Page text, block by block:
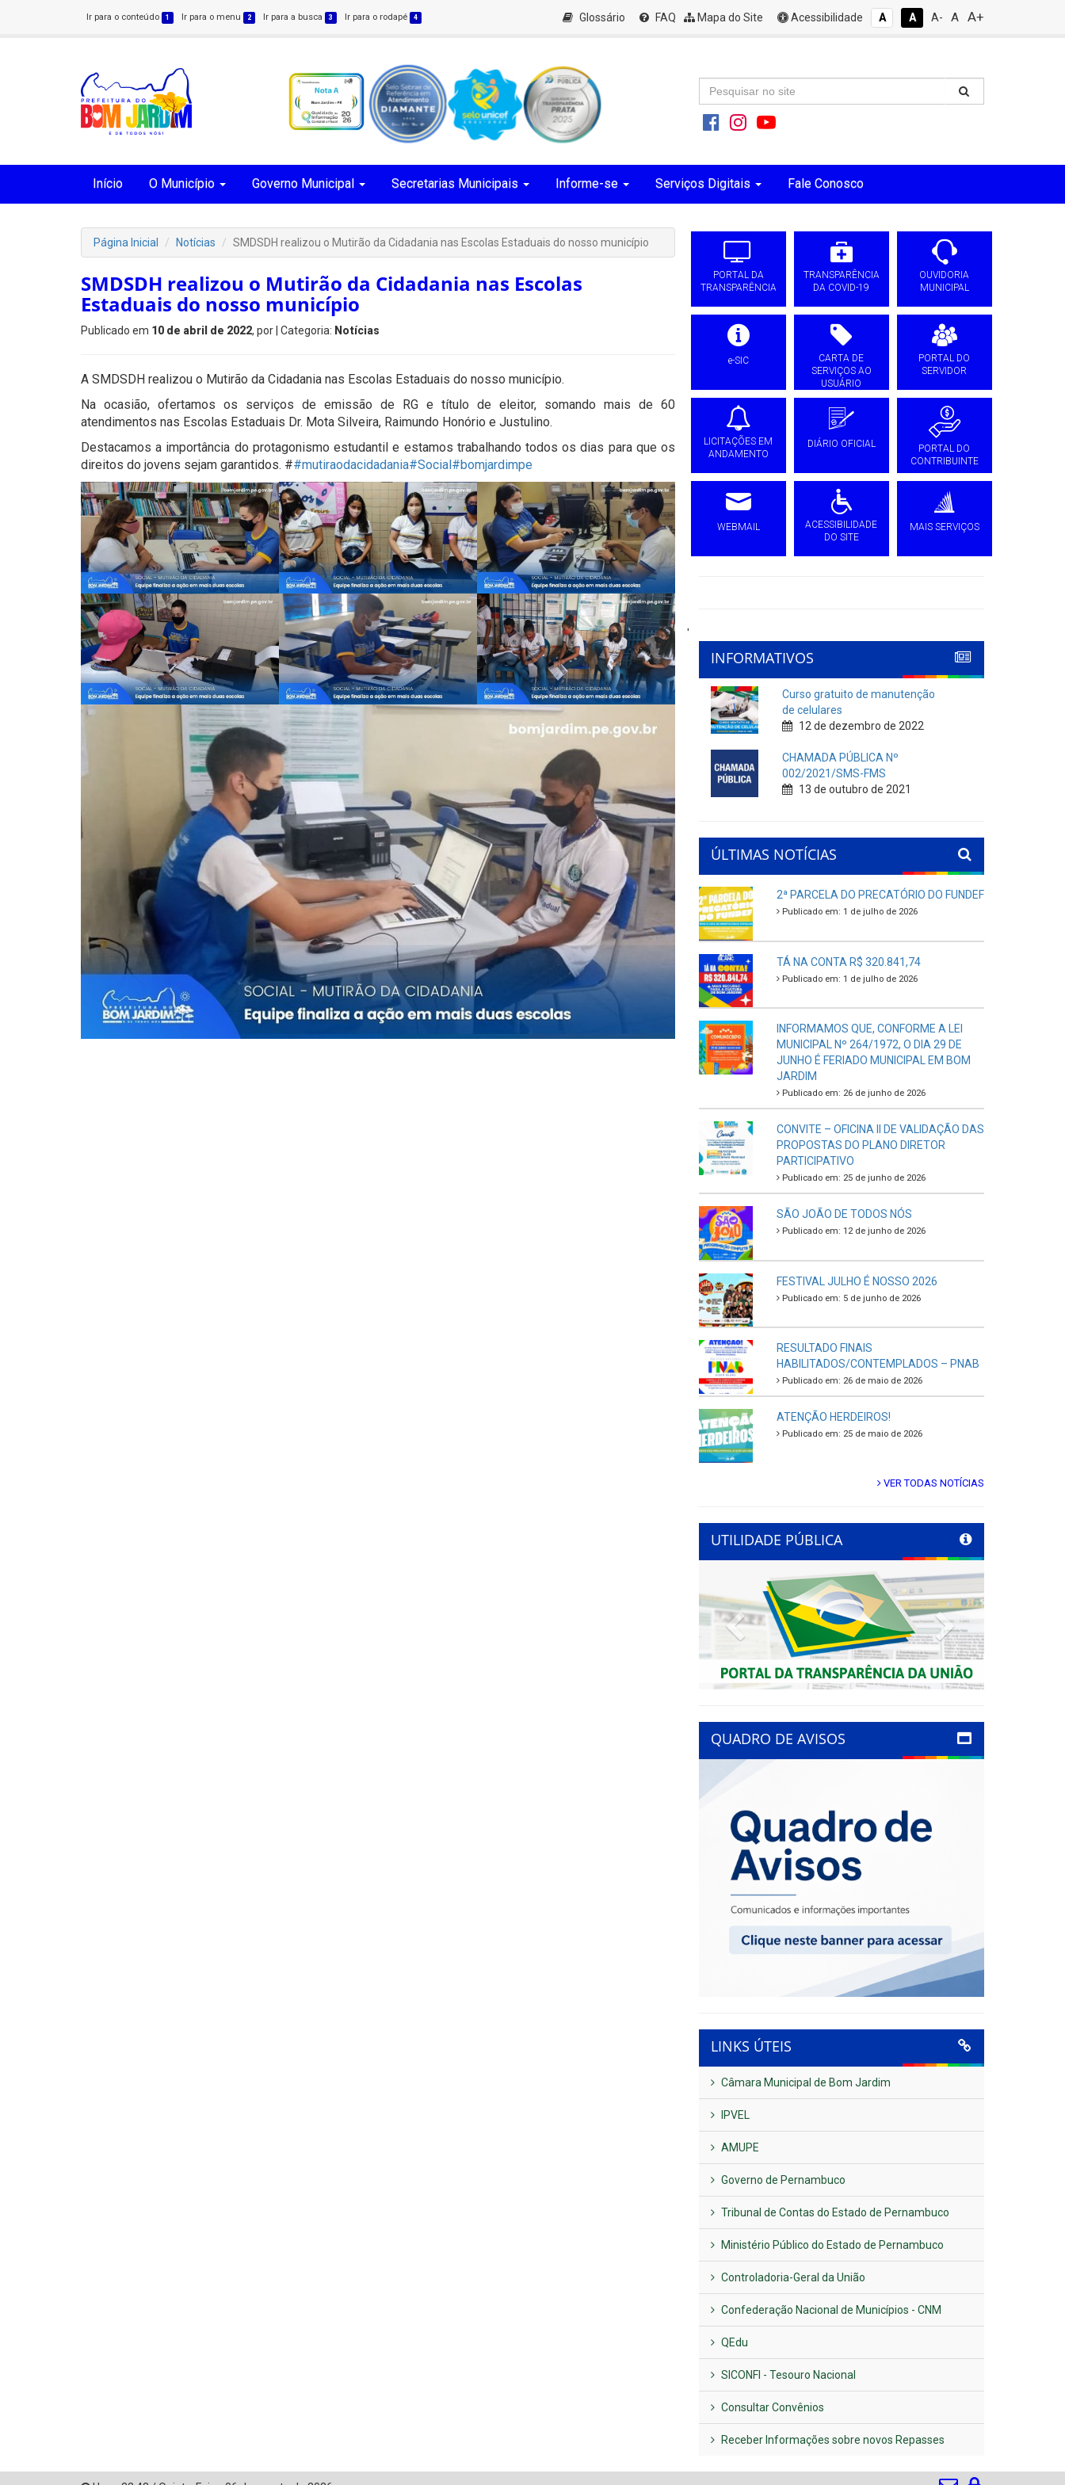
Ir para o conteúdo 1 Ir para o menu 2 Ir para a busca 3 Ir para o rodapé 4 Glossário FAQ Mapa do Site Acessibilidade A A A- A A+
Início O Município Governo Municipal Secretarias Municipais Informe-se Serviços Digitais Fale Conosco
Página Inicial Notícias SMDSDH realizou o Mutirão da Cidadania nas Escolas Estaduais do nosso município
SMDSDH realizou o Mutirão da Cidadania nas Escolas
Estaduais do nosso município
Publicado em 10 de abril de 2022, por | Categoria: Notícias
A SMDSDH realizou o Mutirão da Cidadania nas Escolas Estaduais do nosso município.
Na ocasião, ofertamos os serviços de emissão de RG e título de eleitor, somando mais de 60
atendimentos nas Escolas Estaduais Dr. Mota Silveira, Raimundo Honório e Justulino.
Destacamos a importância do protagonismo estudantil e estamos trabalhando todos os dias para que os
direitos do jovens sejam garantidos. ##mutiraodacidadania#Social#bomjardimpe
PORTAL DA
TRANSPARÊNCIA
TRANSPARÊNCIA
DA COVID-19
OUVIDORIA
MUNICIPAL
e-SIC
CARTA DE
SERVIÇOS AO
USUÁRIO
PORTAL DO
SERVIDOR
LICITAÇÕES EM
ANDAMENTO
DIÁRIO OFICIAL
PORTAL DO
CONTRIBUINTE
WEBMAIL
ACESSIBILIDADE
DO SITE
MAIS SERVIÇOS
'
INFORMATIVOS
Curso gratuito de manutenção
de celulares
12 de dezembro de 2022
CHAMADA PÚBLICA Nº
002/2021/SMS-FMS
13 de outubro de 2021
ÚLTIMAS NOTÍCIAS
2ª PARCELA DO PRECATÓRIO DO FUNDEF
Publicado em: 1 de julho de 2026
TÁ NA CONTA R$ 320.841,74
Publicado em: 1 de julho de 2026
INFORMAMOS QUE, CONFORME A LEI
MUNICIPAL Nº 264/1972, O DIA 29 DE
JUNHO É FERIADO MUNICIPAL EM BOM
JARDIM
Publicado em: 26 de junho de 2026
CONVITE – OFICINA II DE VALIDAÇÃO DAS
PROPOSTAS DO PLANO DIRETOR
PARTICIPATIVO
Publicado em: 25 de junho de 2026
SÃO JOÃO DE TODOS NÓS
Publicado em: 12 de junho de 2026
FESTIVAL JULHO É NOSSO 2026
Publicado em: 5 de junho de 2026
RESULTADO FINAIS
HABILITADOS/CONTEMPLADOS – PNAB
Publicado em: 26 de maio de 2026
ATENÇÃO HERDEIROS!
Publicado em: 25 de maio de 2026
VER TODAS NOTÍCIAS
UTILIDADE PÚBLICA
Previous Next
QUADRO DE AVISOS
LINKS ÚTEIS
Câmara Municipal de Bom Jardim
IPVEL
AMUPE
Governo de Pernambuco
Tribunal de Contas do Estado de Pernambuco
Ministério Público do Estado de Pernambuco
Controladoria-Geral da União
Confederação Nacional de Municípios - CNM
QEdu
SICONFI - Tesouro Nacional
Consultar Convênios
Receber Informações sobre novos Repasses